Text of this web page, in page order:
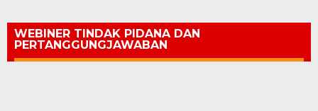
WEBINER TINDAK PIDANA DAN
PERTANGGUNGJAWABAN